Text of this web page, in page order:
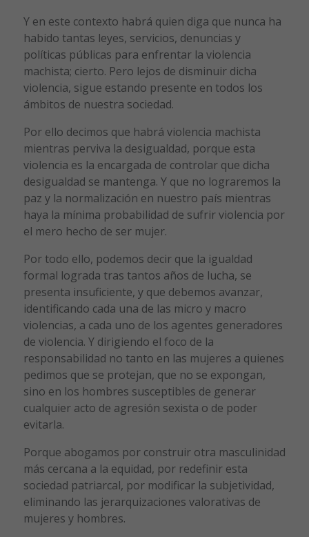
Y en este contexto habrá quien diga que nunca ha
habido tantas leyes, servicios, denuncias y
políticas públicas para enfrentar la violencia
machista; cierto. Pero lejos de disminuir dicha
violencia, sigue estando presente en todos los
ámbitos de nuestra sociedad.
Por ello decimos que habrá violencia machista
mientras perviva la desigualdad, porque esta
violencia es la encargada de controlar que dicha
desigualdad se mantenga. Y que no lograremos la
paz y la normalización en nuestro país mientras
haya la mínima probabilidad de sufrir violencia por
el mero hecho de ser mujer.
Por todo ello, podemos decir que la igualdad
formal lograda tras tantos años de lucha, se
presenta insuficiente, y que debemos avanzar,
identificando cada una de las micro y macro
violencias, a cada uno de los agentes generadores
de violencia. Y dirigiendo el foco de la
responsabilidad no tanto en las mujeres a quienes
pedimos que se protejan, que no se expongan,
sino en los hombres susceptibles de generar
cualquier acto de agresión sexista o de poder
evitarla.
Porque abogamos por construir otra masculinidad
más cercana a la equidad, por redefinir esta
sociedad patriarcal, por modificar la subjetividad,
eliminando las jerarquizaciones valorativas de
mujeres y hombres.